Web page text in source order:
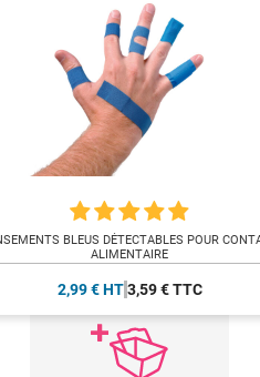
BLEUS DÉTECTABLES POUR
ALIMENTAIRE
2,99 € HT 3,59 € TTC